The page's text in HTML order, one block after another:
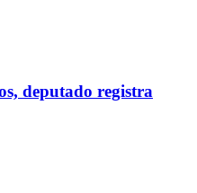
deputado registra